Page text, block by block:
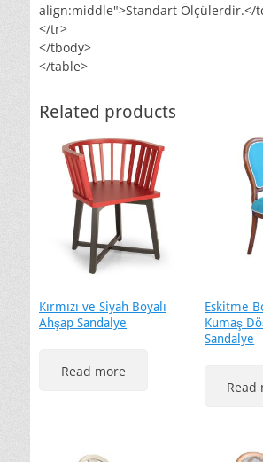
align:middle">Standart Ölçülerdir.</
</tr>
</tbody>
</table>
Related products
Kırmızı ve Siyah Boyalı
Ahşap Sandalye
Read more
Eskitme
Kumaş
Sandalye
Read